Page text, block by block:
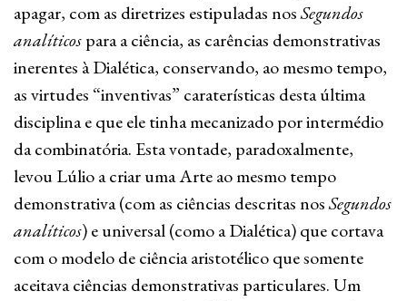
apagar, com as diretrizes estipuladas nosSegundos
analíticospara a ciência, as carências demonstrativas
inerentes à Dialética, conservando, ao mesmo tempo,
as virtudes “inventivas” caraterísticas desta última
disciplina e que ele tinha mecanizado por intermédio
da combinatória. Esta vontade, paradoxalmente,
levou Lúlio a criar uma Arte ao mesmo tempo
demonstrativa (com as ciências descritas nosSegundos
analíticos) e universal (como a Dialética) que cortava
com o modelo de ciência aristotélico que somente
aceitava ciências demonstrativas particulares. Um